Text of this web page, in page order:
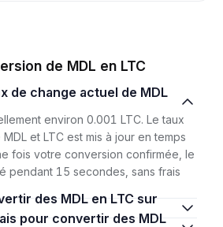
de MDL en LTC
environ 0.001 LTC. Le taux
et LTC est mis à jour en temps
fois votre conversion confirmée, le
pendant 15 secondes, sans frais